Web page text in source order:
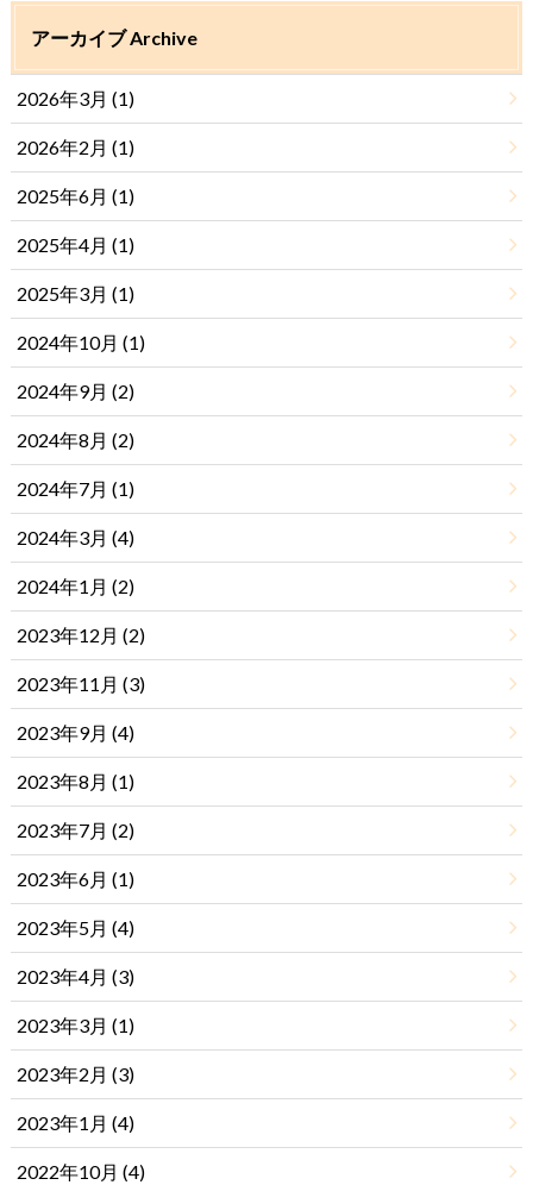
アーカイブ Archive
2026年3月 (1)
2026年2月 (1)
2025年6月 (1)
2025年4月 (1)
2025年3月 (1)
2024年10月 (1)
2024年9月 (2)
2024年8月 (2)
2024年7月 (1)
2024年3月 (4)
2024年1月 (2)
2023年12月 (2)
2023年11月 (3)
2023年9月 (4)
2023年8月 (1)
2023年7月 (2)
2023年6月 (1)
2023年5月 (4)
2023年4月 (3)
2023年3月 (1)
2023年2月 (3)
2023年1月 (4)
2022年10月 (4)